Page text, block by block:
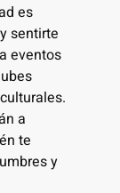
es
sentirte
eventos
a
te
y